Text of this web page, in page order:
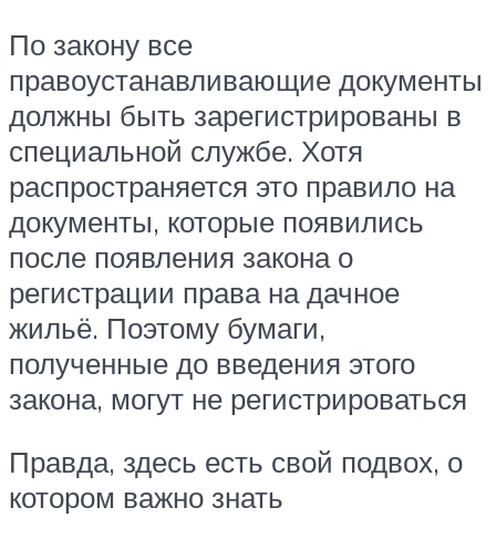
По закону все
правоустанавливающие документы
должны быть зарегистрированы в
специальной службе. Хотя
распространяется это правило на
документы, которые появились
после появления закона о
регистрации права на дачное
жильё. Поэтому бумаги,
полученные до введения этого
закона, могут не регистрироваться
Правда, здесь есть свой подвох, о
котором важно знать